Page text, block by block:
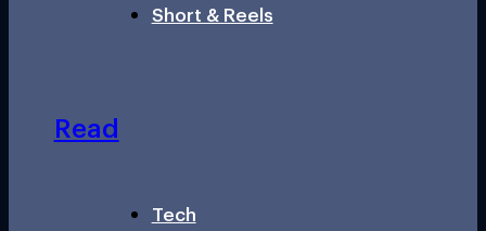
Short & Reels
Read
Tech